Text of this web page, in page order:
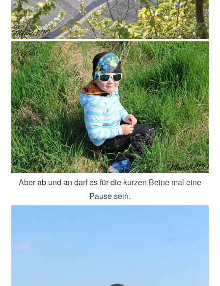
Aber ab und an darf es für die kurzen Beine mal eine
Pause sein.